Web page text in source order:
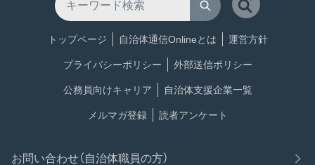
トップページ 自治体通信Onlineとは 運営方針
プライバシーポリシー 外部送信ポリシー
公務員向けキャリア 自治体支援企業一覧
メルマガ登録 読者アンケート
お問い合わせ（自治体職員の方）